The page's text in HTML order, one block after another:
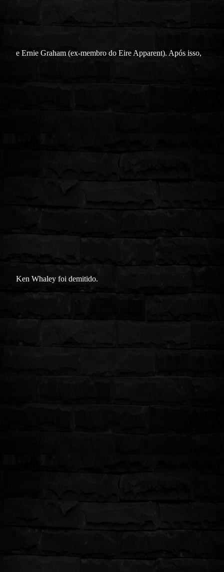
e Ernie Graham (ex-membro do Eire Apparent). Após isso,
Ken Whaley foi demitido.